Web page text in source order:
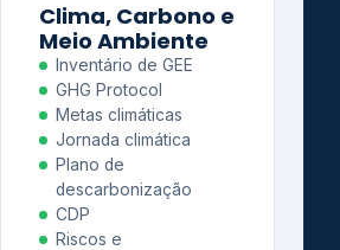
Clima, Carbono e
Meio Ambiente
Inventário de GEE
GHG Protocol
Metas climáticas
Jornada climática
Plano de
descarbonização
CDP
Riscos e